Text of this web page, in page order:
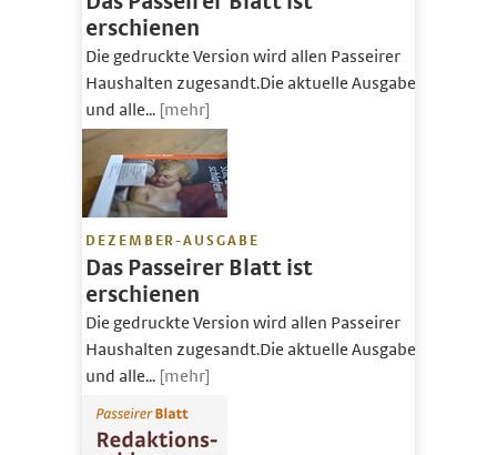
erschienen
Die gedruckte Version wird allen Passeirer
Haushalten zugesandt.Die aktuelle Ausgabe
und alle... [mehr]
DEZEMBER-AUSGABE
Das Passeirer Blatt ist
erschienen
Die gedruckte Version wird allen Passeirer
Haushalten zugesandt.Die aktuelle Ausgabe
und alle... [mehr]